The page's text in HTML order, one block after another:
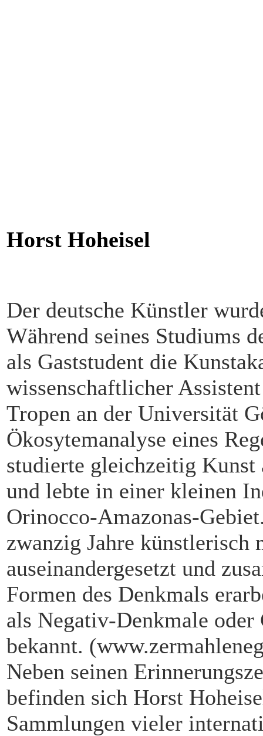
Horst Hoheisel
Der deutsche Künstler
Während seines Studiums
als Gaststudent die
wissenschaftlicher
Tropen an der Universität
Ökosytemanalyse eines
studierte gleichzeitig Kunst
und lebte in einer kleinen
Orinocco-Amazonas-
zwanzig Jahre
auseinandergesetzt und
Formen des Denkmals
als Negativ-Denkmale
bekannt.
Neben seinen
befinden sich Horst
Sammlungen vieler